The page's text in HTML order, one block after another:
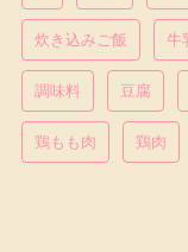
炊き込みご飯 牛
調味料 豆腐
鶏もも肉 鶏肉